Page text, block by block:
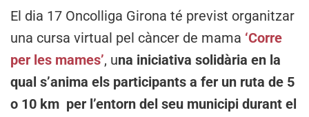
El dia 17 Oncolliga Girona té previst organitzar
una cursa virtual pel càncer de mama ‘Corre
per les mames’, una iniciativa solidària en la
qual s’anima els participants a fer un ruta de 5
o 10 km per l’entorn del seu municipi durant el